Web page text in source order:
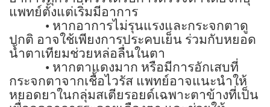
แพทย์ตั้งแต่เริ่มมีอาการ
• หากอาการไม่รุนแรงและกระจกตาดู
ปกติ อาจใช้เพียงการประคบเย็น ร่วมกับหยอด
น้ำตาเทียมช่วยหล่อลื่นในตา
• หากตาแดงมาก หรือมีการอักเสบที่
กระจกตาจากเชื้อไวรัส แพทย์อาจแนะนำให้
หยอดยาในกลุ่มสเตียรอยด์เฉพาะตาข้างที่เป็น